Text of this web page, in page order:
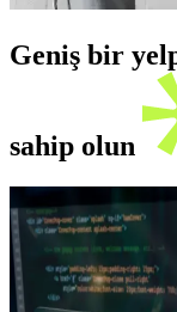
Geniş bir
sahip olun